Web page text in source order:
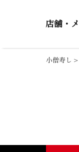
店舗・
小僧寿し >